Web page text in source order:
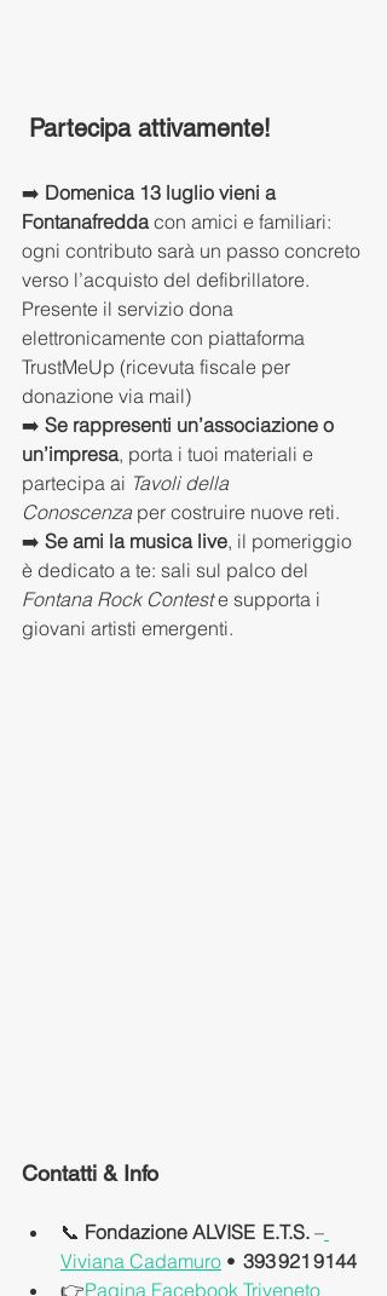
Partecipa attivamente!
➡️ Domenica 13 luglio vieni a
Fontanafredda con amici e familiari:
ogni contributo sarà un passo concreto
verso l’acquisto del defibrillatore.
Presente il servizio dona
elettronicamente con piattaforma
TrustMeUp (ricevuta fiscale per
donazione via mail)
➡️ Se rappresenti un’associazione o
un’impresa, porta i tuoi materiali e
partecipa ai Tavoli della
Conoscenza per costruire nuove reti.
➡️ Se ami la musica live, il pomeriggio
è dedicato a te: sali sul palco del
Fontana Rock Contest e supporta i
giovani artisti emergenti.
Contatti & Info
📞 Fondazione ALVISE  E.T.S. –
Viviana Cadamuro • 393 921 9144
👉Pagina Facebook Triveneto